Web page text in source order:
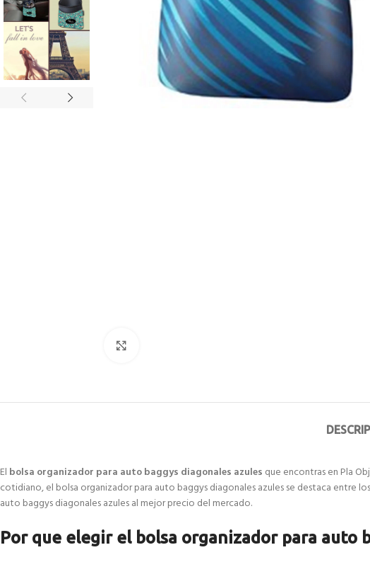
El bolsa organizador para auto baggys diagonales azules que encontras en Pla
cotidiano, el bolsa organizador para auto baggys diagonales azules se destaca entre
auto baggys diagonales azules al mejor precio del mercado.
Por que elegir el bolsa organizador para auto